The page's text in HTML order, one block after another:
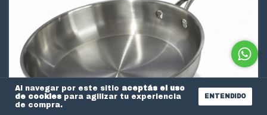
Al navegar por este sitio aceptás el uso
de cookies para agilizar tu experiencia
de compra.
ENTENDIDO